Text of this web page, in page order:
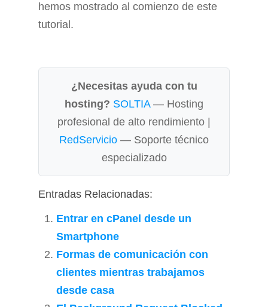
hemos mostrado al comienzo de este
tutorial.
¿Necesitas ayuda con tu
hosting? SOLTIA— Hosting
profesional de alto rendimiento |
RedServicio — Soporte técnico
especializado
Entradas Relacionadas:
Entrar en cPanel desde un
Smartphone
Formas de comunicación con
clientes mientras trabajamos
desde casa